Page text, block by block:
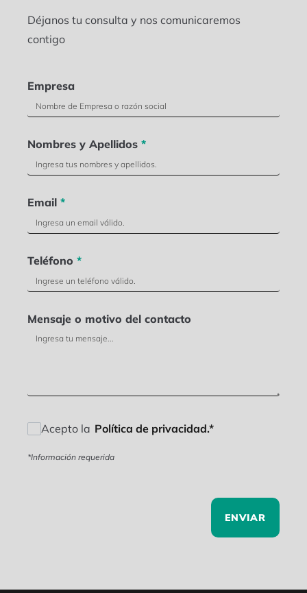
Déjanos tu consulta y nos comunicaremos
contigo
Empresa
Nombres y Apellidos*
Email*
Teléfono*
Mensaje o motivo del contacto
Acepto la Política de privacidad.*
*Información requerida
ENVIAR